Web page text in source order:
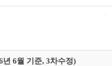
년 6월 기준, 3차수정)